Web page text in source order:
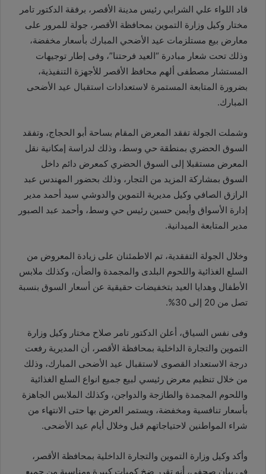
قاد اللواء علي الشرابي رئيس مدينة الأقصر، برفقة الدكتور تامر
مختار وكيل وزارة التموين بمحافظة الأقصر، جولة للمرور على
معارض بيع مستلزمات عيد الأضحي المبارك بأسعار مخفضة،
وذلك تحت شعار مبادرة “العيد فرحتنا”، وفى إطار توجيهات
المستشار مصطفى ألهم محافظ الأقصر للأجهزة التنفيذية،
بضرورة المتابعة المستمرة لاستعدادات استقبال عيد الأضحى
المبارك.
وشملت الجولة تفقد المعرض المقام بساحة أبو الحجاج، وتفقد
السوق الحضري بمنطقة حي وسط، وذلك لدراسة إمكانية نقل
المعرض مستقبلا إلى السوق الحضري كمعرض دائم داخل
السوق بمشاركة المزيد من التجار، وذلك بحضور المهندس عبد
الرازق الصافي وكيل مديرية التموين والدوشي سيد أحمد مدير
إدارة الأسواق وأيمن حسين رئيس حي وسط، وأحمد عبد الصبور
مدير المتابعة الميدانية.
وخلال الجولة التفقدية، تم الاطمئنان على زيادة المعروض من
السلع الغذائية واللحوم البلدى والمجمدة والضأن، وكذلك ملابس
الأطفال وهدايا العيد بتخفيضات حقيقية عن أسعار السوق بنسبة
تصل من 20 إلى 30%.
وفى نفس السياق، أعلن الدكتور تامر صلاح مختار وكيل وزارة
التموين والتجارة الداخلية بمحافظة الأقصر، أن المديرية رفعت
درجة الاستعداد القصوى لاستقبال عيد الأضحى المبارك، وذلك
من خلال تنظيم معرض رئيسي لبيع جميع انواع السلع الغذائية
واللحوم المجمدة والطازجة والدواجن، وكذلك الملابس الجاهزة
بأسعار تنافسية ومخفضة، ويستمر العرض بها حتى الانتهاء من
شراء المواطنين لاحتياجاتهم قبل وخلال أيام عيد الأضحى.
وأكد وكيل وزارة التموين والتجارة الداخلية بمحافظة الأقصر،
فى بيان صحفى، أنه تقرر ضخ كميات كبيرة ومناسبة من جميع